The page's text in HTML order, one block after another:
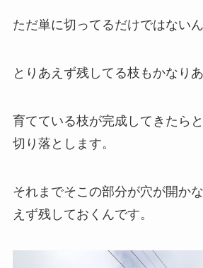
ただ単に切ってるだけではないん
とりあえず残してる枝もかなりあ
育てている枝が完成してきたら
切り落とします。
それまでそこの部分が穴が開か
えず残しておくんです。